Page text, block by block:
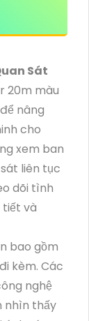
Sát
20m màu
nâng
cho
xem ban
liên tục
dõi tình
và
bao gồm
kèm. Các
nghệ
nhìn thấy